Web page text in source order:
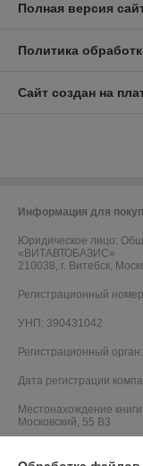
Полная версия
Политика
Сайт создан на
Информация для
Юридическое лицо:
«ВИТАВТОБАЗИС»
210038, г. Витебск,
Регистрационный
УНП: 390431042
Регистрационный
Дата регистрации
Местонахождение
Московский, 55 B3